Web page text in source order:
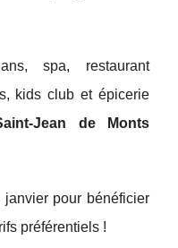
spa, restaurant
kids club et épicerie
Jean de Monts
janvier pour bénéficier
préférentiels !